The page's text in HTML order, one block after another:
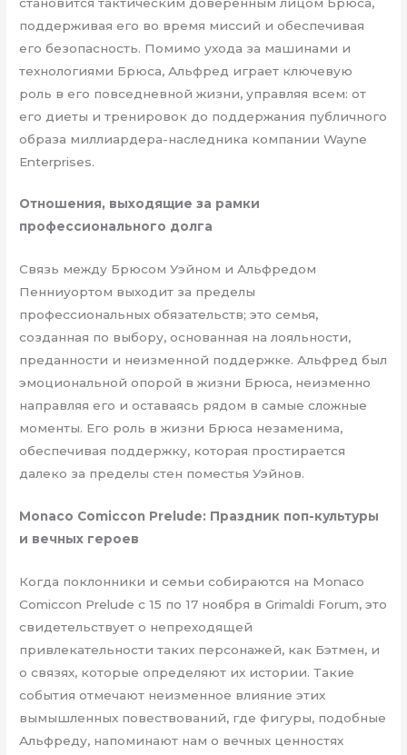
поддерживая его во время миссий и обеспечивая
его безопасность. Помимо ухода за машинами и
технологиями Брюса, Альфред играет ключевую
роль в его повседневной жизни, управляя всем: от
его диеты и тренировок до поддержания публичного
образа миллиардера-наследника компании Wayne
Enterprises.
Отношения, выходящие за рамки
профессионального долга
Связь между Брюсом Уэйном и Альфредом
Пенниуортом выходит за пределы
профессиональных обязательств; это семья,
созданная по выбору, основанная на лояльности,
преданности и неизменной поддержке. Альфред был
эмоциональной опорой в жизни Брюса, неизменно
направляя его и оставаясь рядом в самые сложные
моменты. Его роль в жизни Брюса незаменима,
обеспечивая поддержку, которая простирается
далеко за пределы стен поместья Уэйнов.
Monaco Comiccon Prelude: Праздник поп-культуры
и вечных героев
Когда поклонники и семьи собираются на Monaco
Comiccon Prelude с 15 по 17 ноября в Grimaldi Forum, это
свидетельствует о непреходящей
привлекательности таких персонажей, как Бэтмен, и
о связях, которые определяют их истории. Такие
события отмечают неизменное влияние этих
вымышленных повествований, где фигуры, подобные
Альфреду, напоминают нам о вечных ценностях